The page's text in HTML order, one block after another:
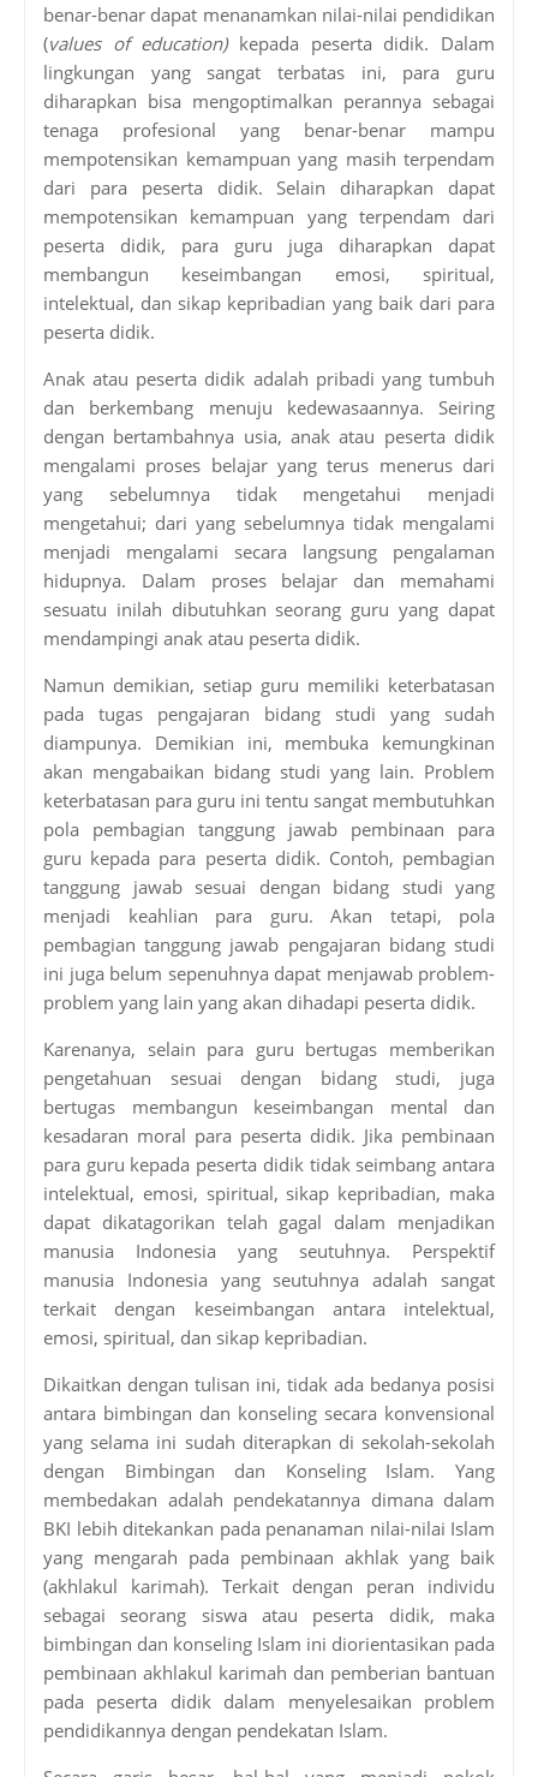
benar-benar dapat menanamkan nilai-nilai pendidikan
(values of education) kepada peserta didik. Dalam
lingkungan yang sangat terbatas ini, para guru
diharapkan bisa mengoptimalkan perannya sebagai
tenaga profesional yang benar-benar mampu
mempotensikan kemampuan yang masih terpendam
dari para peserta didik. Selain diharapkan dapat
mempotensikan kemampuan yang terpendam dari
peserta didik, para guru juga diharapkan dapat
membangun keseimbangan emosi, spiritual,
intelektual, dan sikap kepribadian yang baik dari para
peserta didik.
Anak atau peserta didik adalah pribadi yang tumbuh
dan berkembang menuju kedewasaannya. Seiring
dengan bertambahnya usia, anak atau peserta didik
mengalami proses belajar yang terus menerus dari
yang sebelumnya tidak mengetahui menjadi
mengetahui; dari yang sebelumnya tidak mengalami
menjadi mengalami secara langsung pengalaman
hidupnya. Dalam proses belajar dan memahami
sesuatu inilah dibutuhkan seorang guru yang dapat
mendampingi anak atau peserta didik.
Namun demikian, setiap guru memiliki keterbatasan
pada tugas pengajaran bidang studi yang sudah
diampunya. Demikian ini, membuka kemungkinan
akan mengabaikan bidang studi yang lain. Problem
keterbatasan para guru ini tentu sangat membutuhkan
pola pembagian tanggung jawab pembinaan para
guru kepada para peserta didik. Contoh, pembagian
tanggung jawab sesuai dengan bidang studi yang
menjadi keahlian para guru. Akan tetapi, pola
pembagian tanggung jawab pengajaran bidang studi
ini juga belum sepenuhnya dapat menjawab problem-
problem yang lain yang akan dihadapi peserta didik.
Karenanya, selain para guru bertugas memberikan
pengetahuan sesuai dengan bidang studi, juga
bertugas membangun keseimbangan mental dan
kesadaran moral para peserta didik. Jika pembinaan
para guru kepada peserta didik tidak seimbang antara
intelektual, emosi, spiritual, sikap kepribadian, maka
dapat dikatagorikan telah gagal dalam menjadikan
manusia Indonesia yang seutuhnya. Perspektif
manusia Indonesia yang seutuhnya adalah sangat
terkait dengan keseimbangan antara intelektual,
emosi, spiritual, dan sikap kepribadian.
Dikaitkan dengan tulisan ini, tidak ada bedanya posisi
antara bimbingan dan konseling secara konvensional
yang selama ini sudah diterapkan di sekolah-sekolah
dengan Bimbingan dan Konseling Islam. Yang
membedakan adalah pendekatannya dimana dalam
BKI lebih ditekankan pada penanaman nilai-nilai Islam
yang mengarah pada pembinaan akhlak yang baik
(akhlakul karimah). Terkait dengan peran individu
sebagai seorang siswa atau peserta didik, maka
bimbingan dan konseling Islam ini diorientasikan pada
pembinaan akhlakul karimah dan pemberian bantuan
pada peserta didik dalam menyelesaikan problem
pendidikannya dengan pendekatan Islam.